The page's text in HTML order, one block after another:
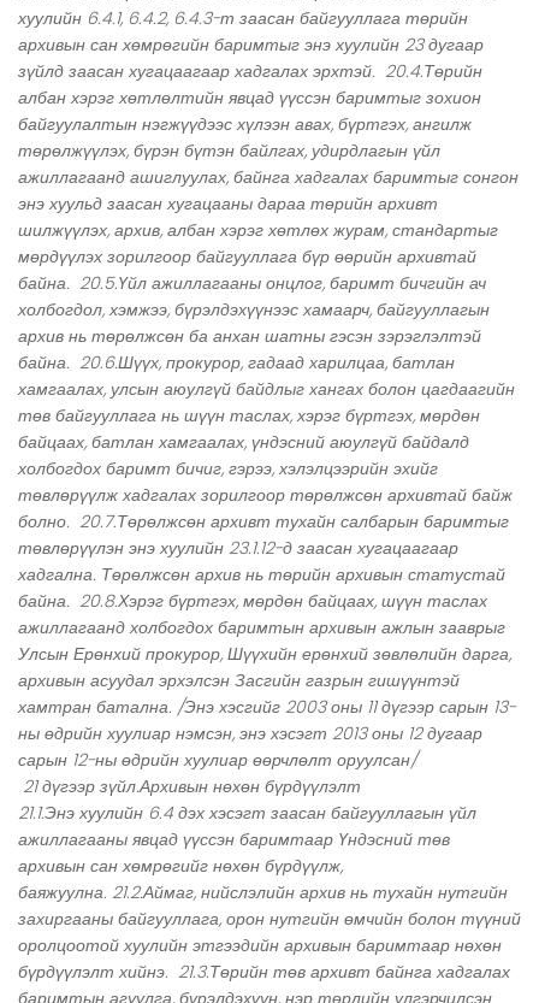
хуулийн 6.4.1, 6.4.2, 6.4.3-т заасан байгууллага төрийн
архивын сан хөмрөгийн баримтыг энэ хуулийн 23 дугаар
зүйлд заасан хугацаагаар хадгалах эрхтэй. 20.4.Төрийн
албан хэрэг хөтлөлтийн явцад үүссэн баримтыг зохион
байгуулалтын нэгжүүдээс хүлээн авах, бүртгэх, ангилж
төрөлжүүлэх, бүрэн бүтэн байлгах, удирдлагын үйл
ажиллагаанд ашиглуулах, байнга хадгалах баримтыг сонгон
энэ хуульд заасан хугацааны дараа төрийн архивт
шилжүүлэх, архив, албан хэрэг хөтлөх журам, стандартыг
мөрдүүлэх зорилгоор байгууллага бүр өөрийн архивтай
байна. 20.5.Үйл ажиллагааны онцлог, баримт бичгийн ач
холбогдол, хэмжээ, бүрэлдэхүүнээс хамаарч, байгууллагын
архив нь төрөлжсөн ба анхан шатны гэсэн зэрэглэлтэй
байна. 20.6.Шүүх, прокурор, гадаад харилцаа, батлан
хамгаалах, улсын аюулгүй байдлыг хангах болон цагдаагийн
төв байгууллага нь шүүн таслах, хэрэг бүртгэх, мөрдөн
байцаах, батлан хамгаалах, үндэсний аюулгүй байдалд
холбогдох баримт бичиг, гэрээ, хэлэлцээрийн эхийг
төвлөрүүлж хадгалах зорилгоор төрөлжсөн архивтай байж
болно. 20.7.Төрөлжсөн архивт тухайн салбарын баримтыг
төвлөрүүлэн энэ хуулийн 23.1.12-д заасан хугацаагаар
хадгална. Төрөлжсөн архив нь төрийн архивын статустай
байна. 20.8.Хэрэг бүртгэх, мөрдөн байцаах, шүүн таслах
ажиллагаанд холбогдох баримтын архивын ажлын зааврыг
Улсын Ерөнхий прокурор, Шүүхийн ерөнхий зөвлөлийн дарга,
архивын асуудал эрхэлсэн Засгийн газрын гишүүнтэй
хамтран батална. /Энэ хэсгийг 2003 оны 11 дүгээр сарын 13-
ны өдрийн хуулиар нэмсэн, энэ хэсэгт 2013 оны 12 дугаар
сарын 12-ны өдрийн хуулиар өөрчлөлт оруулсан/
21 дүгээр зүйл.Архивын нөхөн бүрдүүлэлт
21.1.Энэ хуулийн 6.4 дэх хэсэгт заасан байгууллагын үйл
ажиллагааны явцад үүссэн баримтаар Үндэсний төв
архивын сан хөмрөгийг нөхөн бүрдүүлж,
баяжуулна. 21.2.Аймаг, нийслэлийн архив нь тухайн нутгийн
захиргааны байгууллага, орон нутгийн өмчийн болон түүний
оролцоотой хуулийн этгээдийн архивын баримтаар нөхөн
бүрдүүлэлт хийнэ. 21.3.Төрийн төв архивт байнга хадгалах
баримтын агуулга, бүрэлдэхүүн, нэр төрлийн үлгэрчилсэн